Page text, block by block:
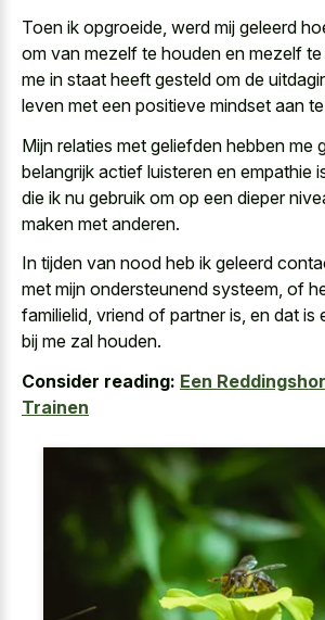
Toen ik opgroeide, werd mij geleerd
om van mezelf te houden en mezelf
me in staat heeft gesteld om de
leven met een positieve mindset aan
Mijn relaties met geliefden hebben me
belangrijk actief luisteren en empathie
die ik nu gebruik om op een dieper
maken met anderen.
In tijden van nood heb ik geleerd
met mijn ondersteunend systeem, of
familielid, vriend of partner is, en dat is
bij me zal houden.
Consider reading: Een
Trainen